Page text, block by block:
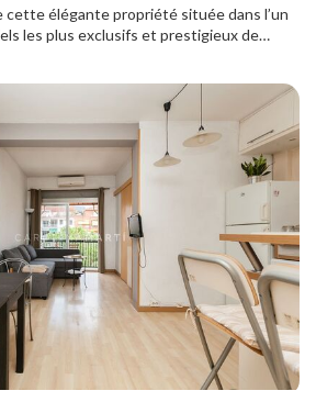
élégante propriété située dans l’un
les plus exclusifs et prestigieux de
privilégié, entouré d’espaces verts et à
établissements scolaires internationaux et
m² construits
900 m² orientée sud-est, ce qui lui assure
naturelle tout au long de la journée.
résidentiel exclusif avec piscine,
de sécurité et conciergerie 24h/24. La
jardins privatifs à l’avant comme à
du climat méditerranéen et d’espaces
trouve un
de grandes baies vitrées et un accès
ainsi qu’au jardin. La salle à manger
et fonctionnalité à l’espace de vie.
avec espace repas donne sur une cour
avec l’espace de service doté d’une salle